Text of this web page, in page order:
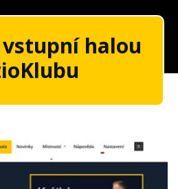
halou